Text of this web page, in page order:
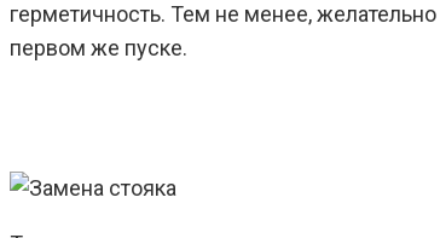
герметичность. Тем не менее,
первом же пуске.